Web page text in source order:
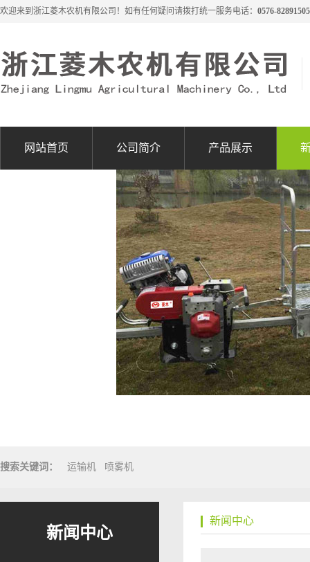
欢迎来到浙江菱木农机有限公司！如有任何疑问请拨打统一服务电话： 0576-82891505
网站首页 公司简介 产品展示
搜索关键词： 运输机 喷雾机
新闻中心
新闻中心